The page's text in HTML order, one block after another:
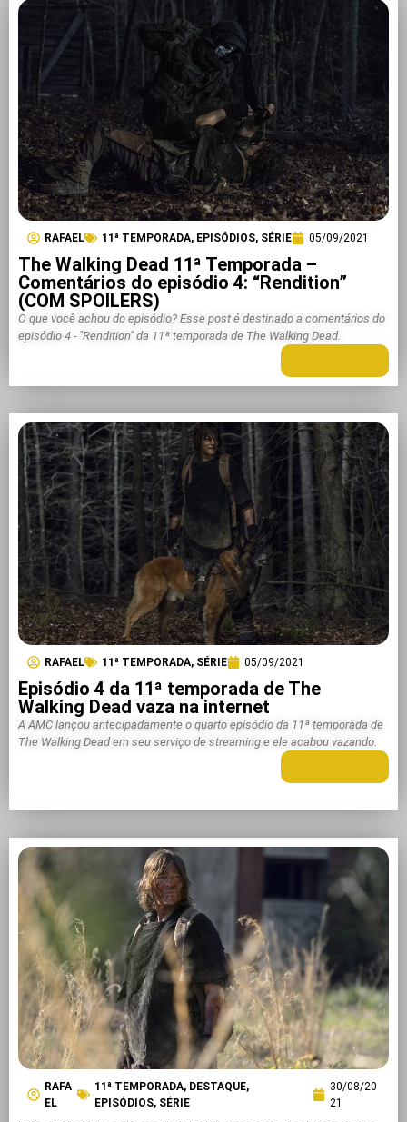
RAFAEL 11ª TEMPORADA, EPISÓDIOS, SÉRIE 05/09/2021
The Walking Dead 11ª Temporada –
Comentários do episódio 4: “Rendition”
(COM SPOILERS)
O que você achou do episódio? Esse post é destinado a comentários do
episódio 4 - "Rendition" da 11ª temporada de The Walking Dead.
RAFAEL 11ª TEMPORADA, SÉRIE 05/09/2021
Episódio 4 da 11ª temporada de The
Walking Dead vaza na internet
A AMC lançou antecipadamente o quarto episódio da 11ª temporada de
The Walking Dead em seu serviço de streaming e ele acabou vazando.
RAFA
EL
11ª TEMPORADA, DESTAQUE,
EPISÓDIOS, SÉRIE
30/08/20
21